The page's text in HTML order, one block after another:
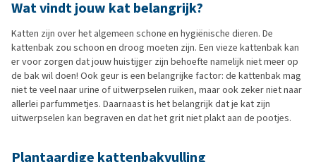
Wat vindt jouw kat belangrijk?
Katten zijn over het algemeen schone en hygiënische dieren. De
kattenbak zou schoon en droog moeten zijn. Een vieze kattenbak kan
er voor zorgen dat jouw huistijger zijn behoefte namelijk niet meer op
de bak wil doen! Ook geur is een belangrijke factor: de kattenbak mag
niet te veel naar urine of uitwerpselen ruiken, maar ook zeker niet naar
allerlei parfummetjes. Daarnaast is het belangrijk dat je kat zijn
uitwerpselen kan begraven en dat het grit niet plakt aan de pootjes.
Plantaardige kattenbakvulling